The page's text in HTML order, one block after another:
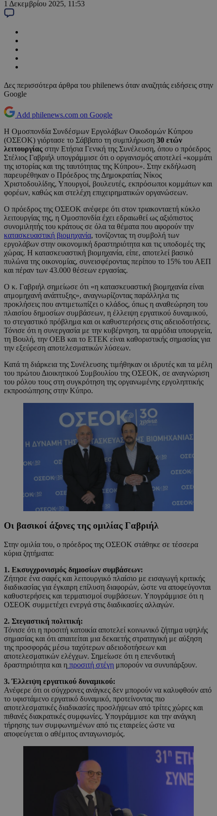
1 Δεκεμβρίου 2025, 11:53
Δες περισσότερα άρθρα του philenews όταν αναζητάς ειδήσεις στην
Google
Add philenews.com on Google
Η Ομοσπονδία Συνδέσμων Εργολάβων Οικοδομών Κύπρου
(ΟΣΕΟΚ) γιόρτασε το Σάββατο τη συμπλήρωση 30 ετών
λειτουργίας στην Ετήσια Γενική της Συνέλευση, όπου ο πρόεδρος
Στέλιος Γαβριήλ υπογράμμισε ότι ο οργανισμός αποτελεί «κομμάτι
της ιστορίας και της ταυτότητας της Κύπρου». Στην εκδήλωση
παρευρέθηκαν ο Πρόεδρος της Δημοκρατίας Νίκος
Χριστοδουλίδης, Υπουργοί, βουλευτές, εκπρόσωποι κομμάτων και
φορέων, καθώς και στελέχη επιχειρηματικών οργανώσεων.
Ο πρόεδρος της ΟΣΕΟΚ ανέφερε ότι στον τριακονταετή κύκλο
λειτουργίας της, η Ομοσπονδία έχει εδραιωθεί ως αξιόπιστος
συνομιλητής του κράτους σε όλα τα θέματα που αφορούν την
κατασκευαστική βιομηχανία, τονίζοντας τη συμβολή των
εργολάβων στην οικονομική δραστηριότητα και τις υποδομές της
χώρας. Η κατασκευαστική βιομηχανία, είπε, αποτελεί βασικό
πυλώνα της οικονομίας, συνεισφέροντας περίπου το 15% του ΑΕΠ
και πέραν των 43.000 θέσεων εργασίας.
Ο κ. Γαβριήλ σημείωσε ότι «η κατασκευαστική βιομηχανία είναι
ατμομηχανή ανάπτυξης», αναγνωρίζοντας παράλληλα τις
προκλήσεις που αντιμετωπίζει ο κλάδος, όπως η αναθεώρηση του
πλαισίου δημοσίων συμβάσεων, η έλλειψη εργατικού δυναμικού,
το στεγαστικό πρόβλημα και οι καθυστερήσεις στις αδειοδοτήσεις.
Τόνισε ότι η συνεργασία με την κυβέρνηση, τα αρμόδια υπουργεία,
τη Βουλή, την ΟΕΒ και το ΕΤΕΚ είναι καθοριστικής σημασίας για
την εξεύρεση αποτελεσματικών λύσεων.
Κατά τη διάρκεια της Συνέλευσης τιμήθηκαν οι ιδρυτές και τα μέλη
του πρώτου Διοικητικού Συμβουλίου της ΟΣΕΟΚ, σε αναγνώριση
του ρόλου τους στη συγκρότηση της οργανωμένης εργοληπτικής
εκπροσώπησης στην Κύπρο.
Οι βασικοί άξονες της ομιλίας Γαβριήλ
Στην ομιλία του, ο πρόεδρος της ΟΣΕΟΚ στάθηκε σε τέσσερα
κύρια ζητήματα:
1. Εκσυγχρονισμός δημοσίων συμβάσεων:
Ζήτησε ένα σαφές και λειτουργικό πλαίσιο με εισαγωγή κριτικής
διαδικασίας για έγκαιρη επίλυση διαφορών, ώστε να αποφεύγονται
καθυστερήσεις και τερματισμοί συμβάσεων. Υπογράμμισε ότι η
ΟΣΕΟΚ συμμετέχει ενεργά στις διαδικασίες αλλαγών.
2. Στεγαστική πολιτική:
Τόνισε ότι η προσιτή κατοικία αποτελεί κοινωνικό ζήτημα υψηλής
σημασίας και ότι απαιτείται μια δεκαετής στρατηγική με αύξηση
της προσφοράς μέσω ταχύτερων αδειοδοτήσεων και
αποτελεσματικών ελέγχων. Σημείωσε ότι η επενδυτική
δραστηριότητα και η προσιτή στέγη μπορούν να συνυπάρξουν.
3. Έλλειψη εργατικού δυναμικού:
Ανέφερε ότι οι σύγχρονες ανάγκες δεν μπορούν να καλυφθούν από
το υφιστάμενο εργατικό δυναμικό, προτείνοντας πιο
αποτελεσματικές διαδικασίες προσλήψεων από τρίτες χώρες και
πιθανές διακρατικές συμφωνίες. Υπογράμμισε και την ανάγκη
τήρησης των συμφωνημένων από τις εταιρείες ώστε να
αποφεύγεται ο αθέμιτος ανταγωνισμός.